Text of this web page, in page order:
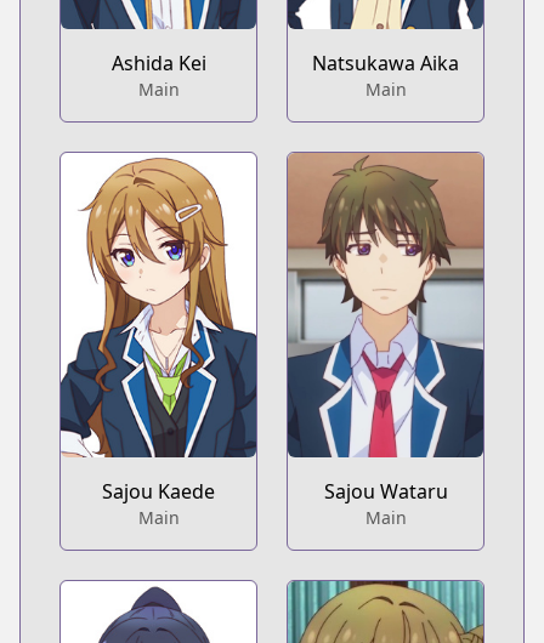
Ashida Kei
Main
Natsukawa Aika
Main
Sajou Kaede
Main
Sajou Wataru
Main